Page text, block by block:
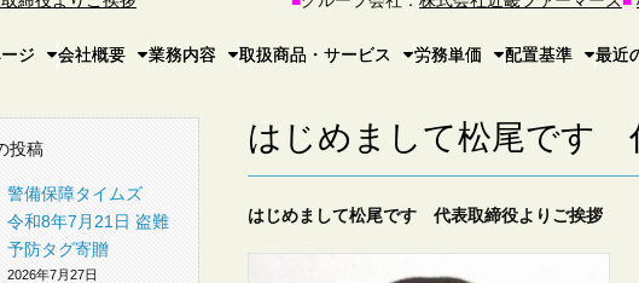
ジ 会社概要 業務内容 取扱商品・サービス 労務単価 配置基準 最近
はじめまして松尾です
はじめまして松尾です 代表取締役よりご挨拶
投稿
警備保障タイムズ
令和8年7月21日 盗難
予防タグ寄贈
2026年7月27日